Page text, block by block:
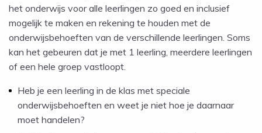
het onderwijs voor alle leerlingen zo goed en inclusief
mogelijk te maken en rekening te houden met de
onderwijsbehoeften van de verschillende leerlingen. Soms
kan het gebeuren dat je met 1 leerling, meerdere leerlingen
of een hele groep vastloopt.
Heb je een leerling in de klas met speciale
onderwijsbehoeften en weet je niet hoe je daarnaar
moet handelen?